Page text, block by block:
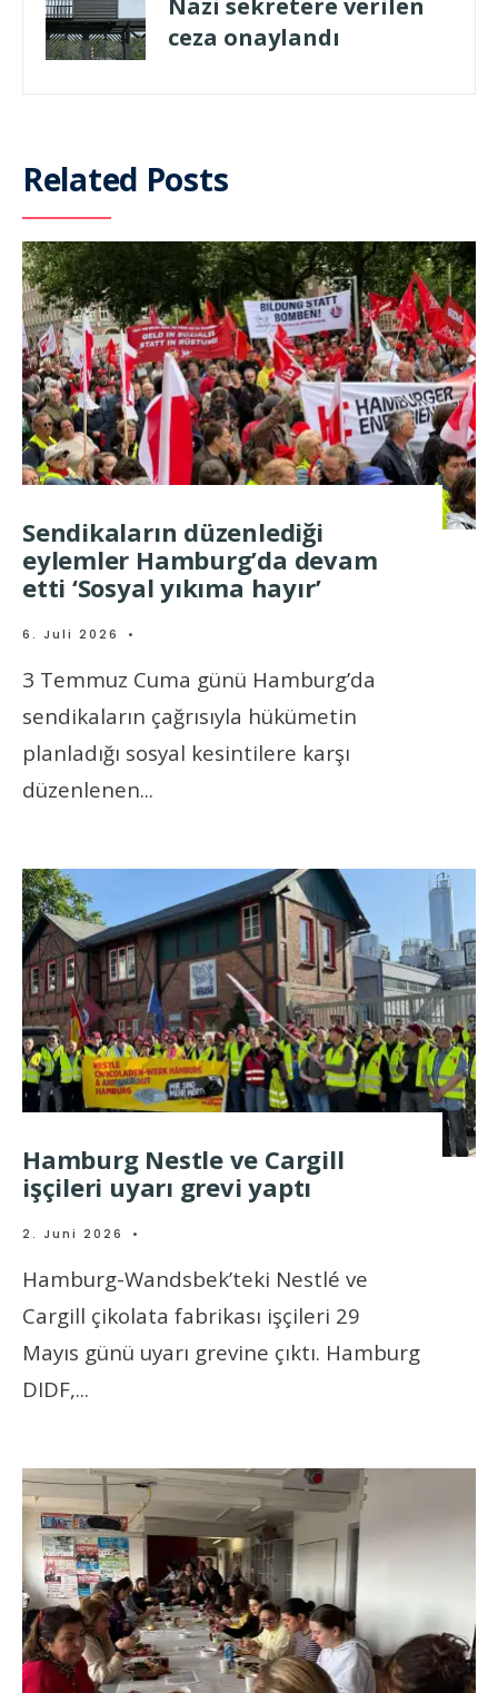
Nazi sekretere verilen
ceza onaylandı
Related Posts
Sendikaların düzenlediği
eylemler Hamburg’da devam
etti ‘Sosyal yıkıma hayır’
6. Juli 2026 •
3 Temmuz Cuma günü Hamburg’da
sendikaların çağrısıyla hükümetin
planladığı sosyal kesintilere karşı
düzenlenen...
Hamburg Nestle ve Cargill
işçileri uyarı grevi yaptı
2. Juni 2026 •
Hamburg-Wandsbek’teki Nestlé ve
Cargill çikolata fabrikası işçileri 29
Mayıs günü uyarı grevine çıktı. Hamburg
DIDF,...